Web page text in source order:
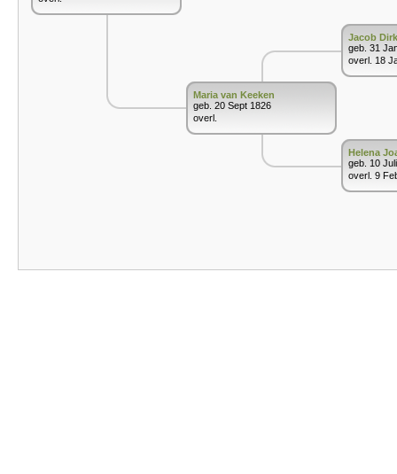
Maria van Keeken
geb. 20 Sept 1826
overl.
Jacob
geb. 31
overl. 18
Helena
geb. 10
overl. 9